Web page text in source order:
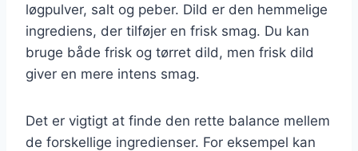
løgpulver, salt og peber. Dild er den hemmelige
ingrediens, der tilføjer en frisk smag. Du kan
bruge både frisk og tørret dild, men frisk dild
giver en mere intens smag.
Det er vigtigt at finde den rette balance mellem
de forskellige ingredienser. For eksempel kan